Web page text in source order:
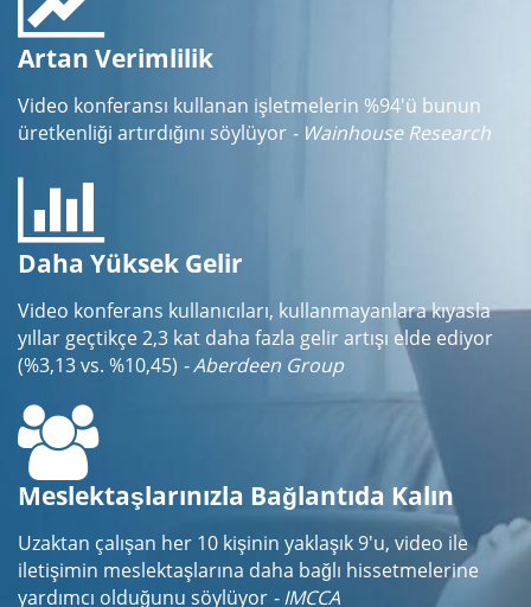
Artan Verimlilik
Video konferansı kullanan işletmelerin %94'ü bunun
üretkenliği artırdığını söylüyor - Wainhouse Research
Daha Yüksek Gelir
Video konferans kullanıcıları, kullanmayanlara kıyasla
yıllar geçtikçe 2,3 kat daha fazla gelir artışı elde ediyor
(%3,13 vs. %10,45) - Aberdeen Group
Meslektaşlarınızla Bağlantıda Kalın
Uzaktan çalışan her 10 kişinin yaklaşık 9'u, video ile
iletişimin meslektaşlarına daha bağlı hissetmelerine
yardımcı olduğunu söylüyor - IMCCA